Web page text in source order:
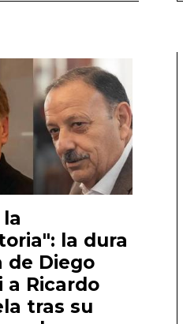
la dura
de Diego
a Ricardo
tras su